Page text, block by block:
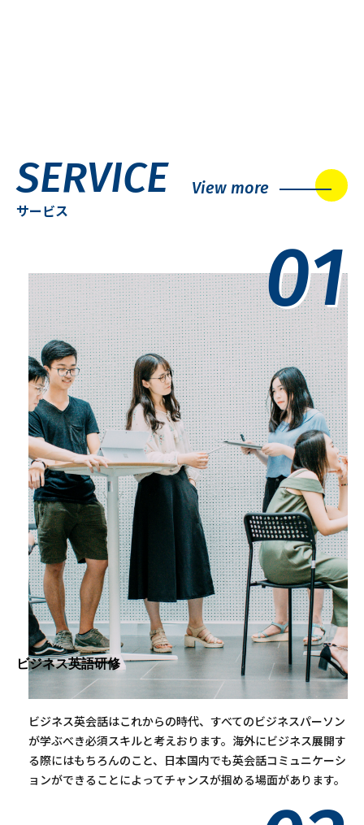
SERVICE
サービス
View more
01
ビジネス英語研修
ビジネス英会話はこれからの時代、すべてのビジネスパーソン
が学ぶべき必須スキルと考えおります。海外にビジネス展開す
る際にはもちろんのこと、日本国内でも英会話コミュニケーシ
ョンができることによってチャンスが掴める場面があります。